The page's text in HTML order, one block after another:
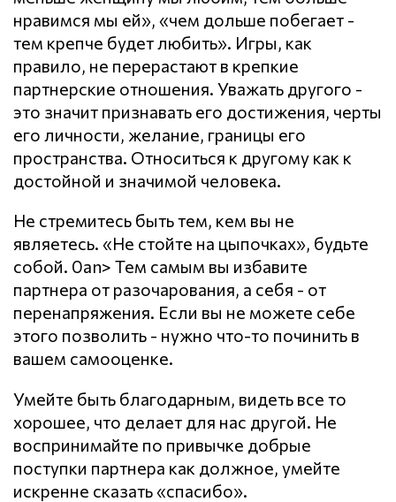
нравимся мы ей», «чем дольше побегает -
тем крепче будет любить». Игры, как
правило, не перерастают в крепкие
партнерские отношения. Уважать другого -
это значит признавать его достижения, черты
его личности, желание, границы его
пространства. Относиться к другому как к
достойной и значимой человека.
Не стремитесь быть тем, кем вы не
являетесь. «Не стойте на цыпочках», будьте
собой. 0an> Тем самым вы избавите
партнера от разочарования, а себя - от
перенапряжения. Если вы не можете себе
этого позволить - нужно что-то починить в
вашем самооценке.
Умейте быть благодарным, видеть все то
хорошее, что делает для нас другой. Не
воспринимайте по привычке добрые
поступки партнера как должное, умейте
искренне сказать «спасибо».